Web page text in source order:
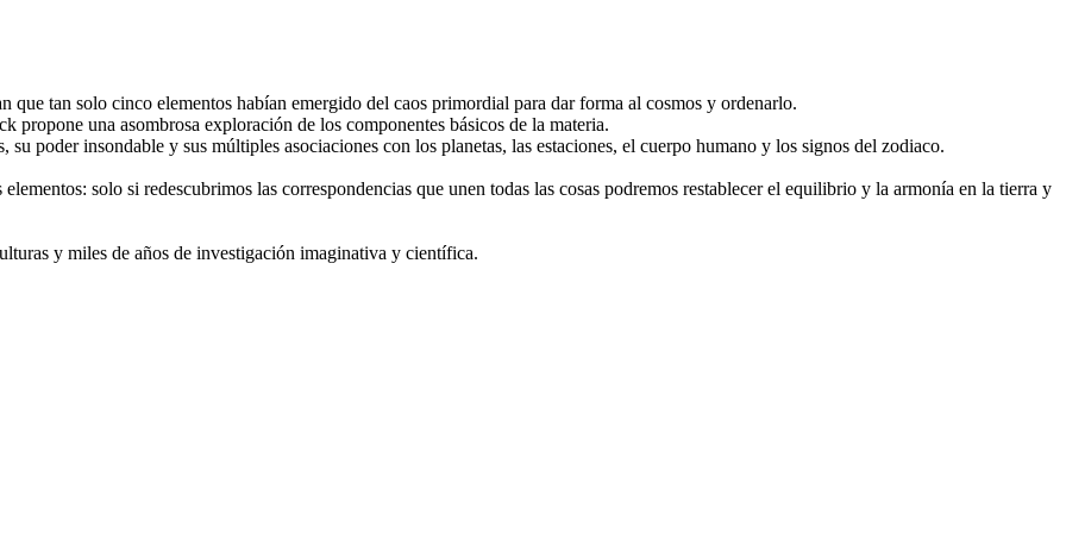
que tan solo cinco elementos habían emergido del caos primordial para dar forma al cosmos y ordenarlo.
una asombrosa exploración de los componentes básicos de la materia.
poder insondable y sus múltiples asociaciones con los planetas, las estaciones, el cuerpo humano y los signos del zodiaco.
solo si redescubrimos las correspondencias que unen todas las cosas podremos restablecer el equilibrio y la armonía en la tierra y
y miles de años de investigación imaginativa y científica.